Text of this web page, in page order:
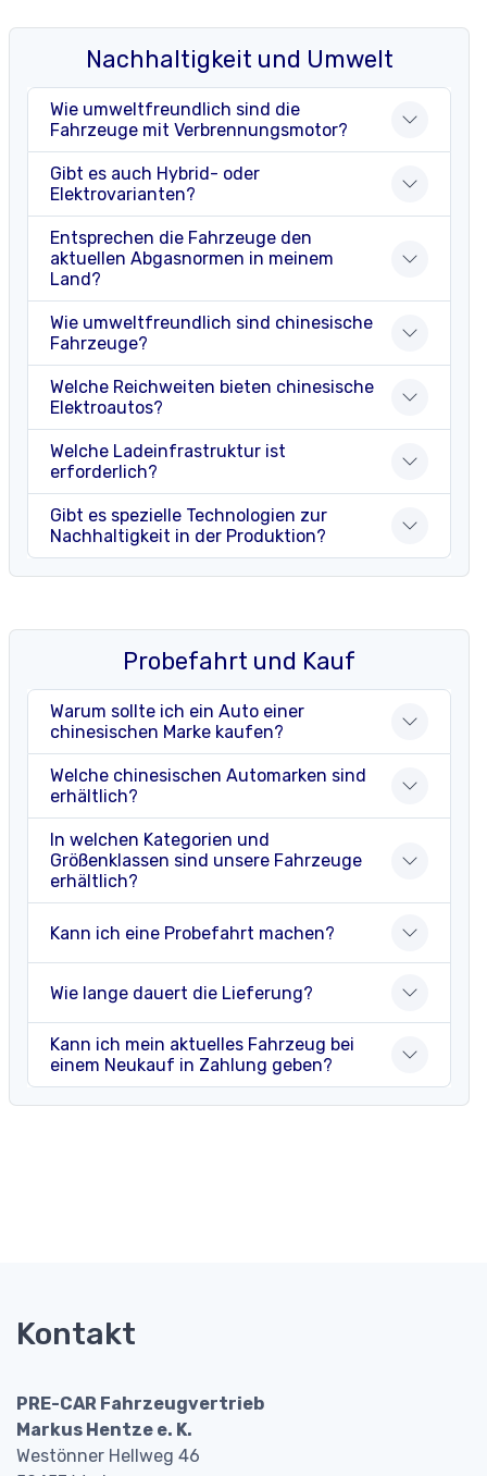
Nachhaltigkeit und Umwelt
Wie umweltfreundlich sind die
Fahrzeuge mit Verbrennungsmotor?
Gibt es auch Hybrid- oder
Elektrovarianten?
Entsprechen die Fahrzeuge den
aktuellen Abgasnormen in meinem
Land?
Wie umweltfreundlich sind chinesische
Fahrzeuge?
Welche Reichweiten bieten chinesische
Elektroautos?
Welche Ladeinfrastruktur ist
erforderlich?
Gibt es spezielle Technologien zur
Nachhaltigkeit in der Produktion?
Probefahrt und Kauf
Warum sollte ich ein Auto einer
chinesischen Marke kaufen?
Welche chinesischen Automarken sind
erhältlich?
In welchen Kategorien und
Größenklassen sind unsere Fahrzeuge
erhältlich?
Kann ich eine Probefahrt machen?
Wie lange dauert die Lieferung?
Kann ich mein aktuelles Fahrzeug bei
einem Neukauf in Zahlung geben?
Kontakt
PRE-CAR Fahrzeugvertrieb
Markus Hentze e. K.
Westönner Hellweg 46